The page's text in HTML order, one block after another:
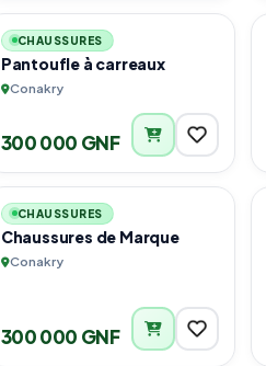
CHAUSSURES
Pantoufle à carreaux
Conakry
300 000 GNF
6
CHAUSSURES
Chaussures de Marque
Conakry
300 000 GNF
2